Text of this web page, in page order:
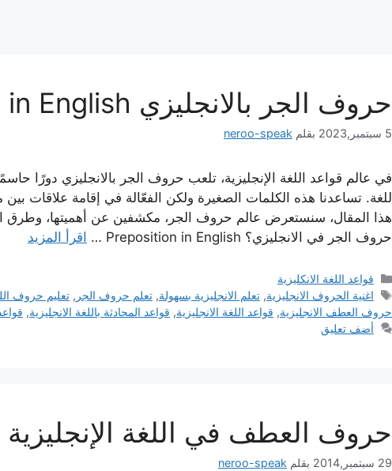
حروف الجر بالانجليزي Preposition in English
5 سبتمبر,2023 بقلم neroo-speak
في عالم قواعد اللغة الإنجليزية، تلعب حروف الجر بالانجليزي دورًا
للغة. تساعدنا هذه الكلمات الصغيرة ولكن الفعّالة في إقامة علاقات
هذا المقال، سنستعرض عالم حروف الجر، مكشفين عن أهميتها، وطرق
حروف الجر في الانجليزي؟ Preposition in English …
اقرأ المزيد
التصنيفات
قواعد اللغة الانكليزية
الوسوم
اغنية الحروف الانجليزية,تعلم الانجليزية بسهولة,تعلم حروف الجر ,تعليم حروف
حروف العطف الانجليزية, قواعد اللغة الانجليزية, قواعد المحادثة باللغة الانجليزية,
أضف تعليق
حروف العطف في اللغة الإنجليزية
29 سبتمبر,2014 بقلم neroo-speak